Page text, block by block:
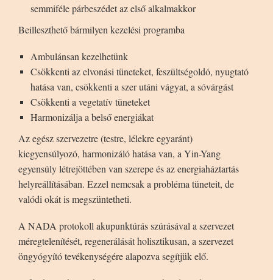
semmiféle párbeszédet az első alkalmakkor
Beilleszthető bármilyen kezelési programba
Ambulánsan kezelhetünk
Csökkenti az elvonási tüneteket, feszültségoldó, nyugtató
hatása van, csökkenti a szer utáni vágyat, a sóvárgást
Csökkenti a vegetatív tüneteket
Harmonizálja a belső energiákat
Az egész szervezetre (testre, lélekre egyaránt)
kiegyensúlyozó, harmonizáló hatása van, a Yin-Yang
egyensúly létrejöttében van szerepe és az energiaháztartás
helyreállításában. Ezzel nemcsak a probléma tüneteit, de
valódi okát is megszüntetheti.
A NADA protokoll akupunktúrás szúrásával a szervezet
méregtelenítését, regenerálását holisztikusan, a szervezet
öngyógyító tevékenységére alapozva segítjük elő.